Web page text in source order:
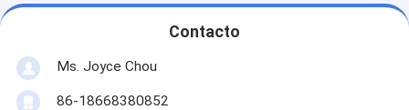
Contacto
Ms. Joyce Chou
86-18668380852